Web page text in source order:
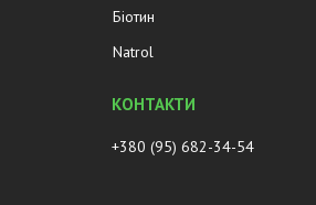
Біотин
Natrol
+380 (95) 682-34-54